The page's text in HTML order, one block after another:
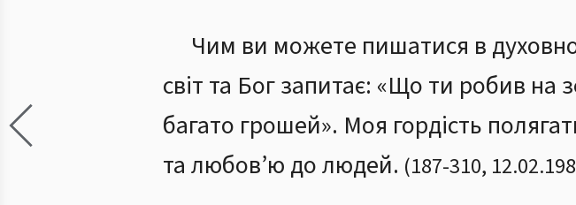
Чим ви можете пишатися в
світ та Бог запитає: «Що ти робив на
багато грошей». Моя гордість
та любов’ю до людей. (187-310,